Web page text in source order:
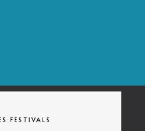
FESTIVALS